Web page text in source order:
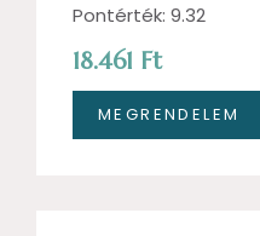
Pontérték: 9.32
18.461 Ft